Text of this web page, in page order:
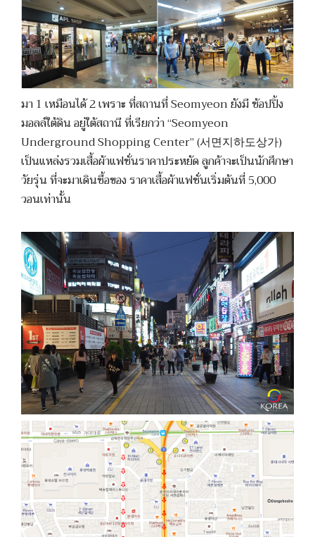
มา 1 เหมือนได้ 2 เพราะ ที่สถานที่ Seomyeon ยังมี ช้อปปิ้ง
มอลล์ใต้ดิน อยู่ใต้สถานี ที่เรียกว่า “Seomyeon
Underground Shopping Center” (서면지하도상가)
เป็นแหล่งรวมเสื้อผ้าแฟชั่นราคาประหยัด ลูกค้าจะเป็นนักศึกษา
วัยรุ่น ที่จะมาเดินซื้อของ ราคาเสื้อผ้าแฟชั่นเริ่มต้นที่ 5,000
วอนเท่านั้น